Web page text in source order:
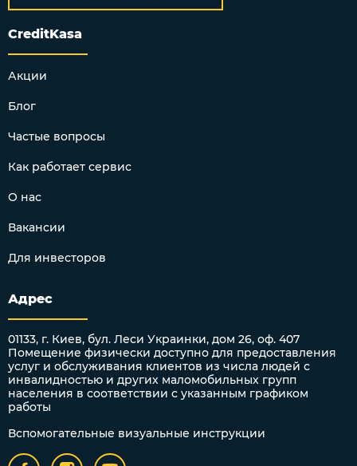
CreditKasa
Акции
Блог
Частые вопросы
Как работает сервис
О нас
Вакансии
Для инвесторов
Адрес
01133, г. Киев, бул. Леси Украинки, дом 26, оф. 407
Помещение физически доступно для предоставления
услуг и обслуживания клиентов из числа людей с
инвалидностью и других маломобильных групп
населения в соответствии с указанным графиком
работы
Вспомогательные визуальные инструкции